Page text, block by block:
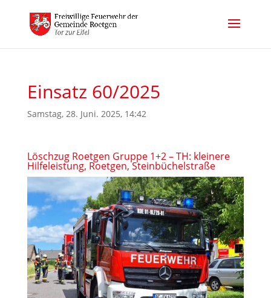
Einsatz 60/2025
Samstag, 28. Juni. 2025, 14:42
Löschzug Roetgen Gruppe 1+2 – TH: kleinere
Hilfeleistung, Roetgen, Steinbüchelstraße